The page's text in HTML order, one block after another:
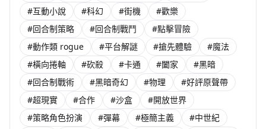
#互動小說
#科幻 #街機
#歡樂
#回合制策略
#回合制戰鬥
#點擊冒險
#動作類 rogue
#平台解謎 #搶先體驗
#魔法
#橫向捲軸
#砍殺 #卡通 #闔家
#黑暗
#回合制戰術
#黑暗奇幻 #物理
#好評原聲帶
#超現實
#合作 #沙盒
#開放世界
#策略角色扮演
#彈幕 #極簡主義
#中世紀